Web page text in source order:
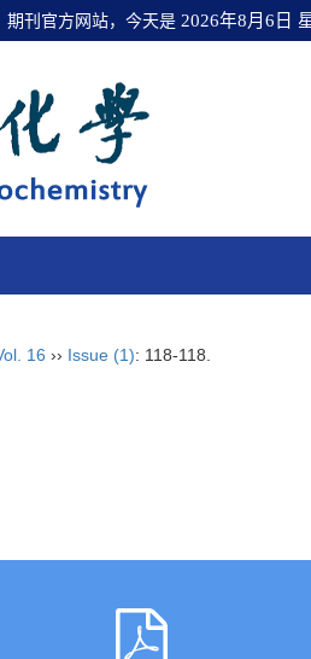
期刊官方网站，今天是 2026年8月6日
16 ›› Issue (1): 118-118.